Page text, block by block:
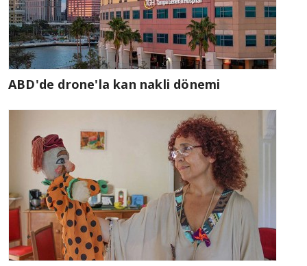
ABD'de drone'la kan nakli dönemi